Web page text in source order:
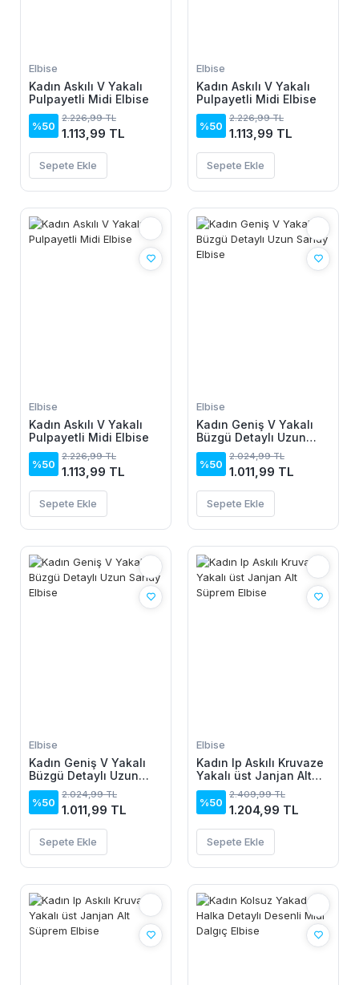
Elbise
Kadın Askılı V Yakalı
Pulpayetli Midi Elbise
%50
2.226,99 TL
1.113,99 TL
Sepete Ekle
Elbise
Kadın Askılı V Yakalı
Pulpayetli Midi Elbise
%50
2.226,99 TL
1.113,99 TL
Sepete Ekle
Elbise
Kadın Askılı V Yakalı
Pulpayetli Midi Elbise
%50
2.226,99 TL
1.113,99 TL
Sepete Ekle
Elbise
Kadın Geniş V Yakalı
Büzgü Detaylı Uzun
Sandy Elbise
%50
2.024,99 TL
1.011,99 TL
Sepete Ekle
Elbise
Kadın Geniş V Yakalı
Büzgü Detaylı Uzun
Sandy Elbise
%50
2.024,99 TL
1.011,99 TL
Sepete Ekle
Elbise
Kadın Ip Askılı Kruvaze
Yakalı üst Janjan Alt
Süprem Elbise
%50
2.409,99 TL
1.204,99 TL
Sepete Ekle